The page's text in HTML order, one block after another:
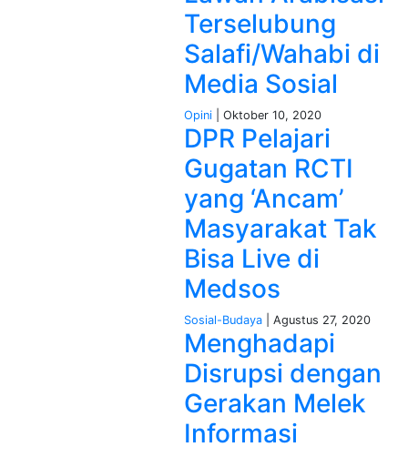
Terselubung
Salafi/Wahabi di
Media Sosial
Opini| Oktober 10, 2020
DPR Pelajari
Gugatan RCTI
yang ‘Ancam’
Masyarakat Tak
Bisa Live di
Medsos
Sosial-Budaya| Agustus 27, 2020
Menghadapi
Disrupsi dengan
Gerakan Melek
Informasi